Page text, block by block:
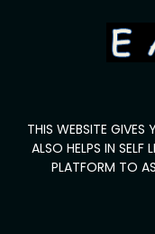
THIS WEBSITE GIVES
ALSO HELPS IN SELF
PLATFORM TO